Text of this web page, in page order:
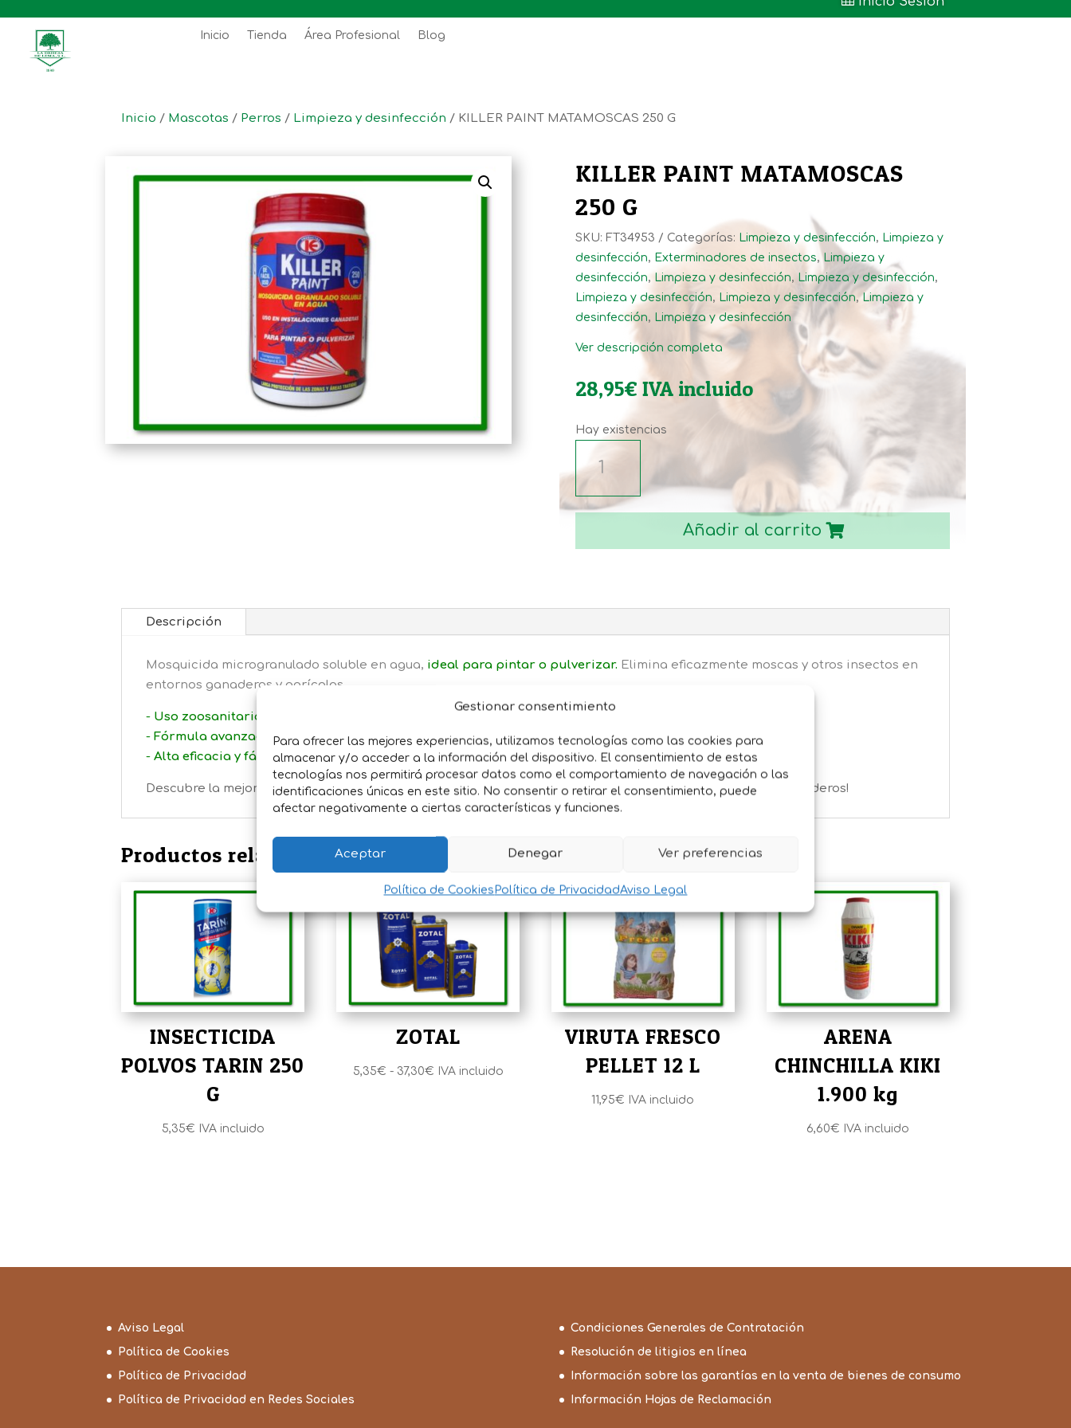
Gestionar consentimiento
Para ofrecer las mejores experiencias, utilizamos tecnologías como las cookies para
almacenar y/o acceder a la información del dispositivo. El consentimiento de estas
tecnologías nos permitirá procesar datos como el comportamiento de navegación o las
identificaciones únicas en este sitio. No consentir o retirar el consentimiento, puede
afectar negativamente a ciertas características y funciones.
Aceptar Denegar Ver preferencias
Política de Cookies Política de PrivacidadAviso Legal
Inicio Tienda Área Profesional Blog
Inicio / Mascotas / Perros / Limpieza y desinfección / KILLER PAINT MATAMOSCAS 250 G
KILLER PAINT MATAMOSCAS
250 G
SKU: FT34953 Categorías: Limpieza y desinfección, Limpieza y
desinfección, Exterminadores de insectos,Limpieza y
desinfección, Limpieza y desinfección, Limpieza y desinfección,
Limpieza y desinfección, Limpieza y desinfección,Limpieza y
desinfección, Limpieza y desinfección
Ver descripción completa
28,95€ IVA incluido
Hay existencias
PAINT
MATAMOSCAS
250
cantidad
Añadir al carrito
Descripción
Mosquicida microgranulado soluble en agua, ideal para pintar o pulverizar. Elimina eficazmente moscas y otros insectos en
entornos ganaderos y agrícolas.
- Uso zoosanitario
- Fórmula avanzada con Acetamiprid 10%
- Alta eficacia y fácil aplicación
Descubre la mejor solución para el control de plagas en tu espacio. ¡Protege tu entorno con resultados duraderos!
Productos relacionados
INSECTICIDA
POLVOS TARIN 250
G
5,35€ IVA incluido
ZOTAL
5,35€ - 37,30€Rango
IVA incluido
VIRUTA FRESCO
PELLET 12 L
11,95€ IVA incluido
ARENA
CHINCHILLA KIKI
1.900 kg
6,60€ IVA incluido
Aviso Legal
Política de Cookies
Política de Privacidad
Política de Privacidad en Redes Sociales
Condiciones Generales de Contratación
Resolución de litigios en línea
Información sobre las garantías en la venta de bienes de consumo
Información Hojas de Reclamación